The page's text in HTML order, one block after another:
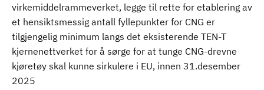
virkemiddelrammeverket, legge til rette for etablering av
et hensiktsmessig antall fyllepunkter for CNG er
tilgjengelig minimum langs det eksisterende TEN-T
kjernenettverket for å sørge for at tunge CNG-drevne
kjøretøy skal kunne sirkulere i EU, innen 31.desember
2025